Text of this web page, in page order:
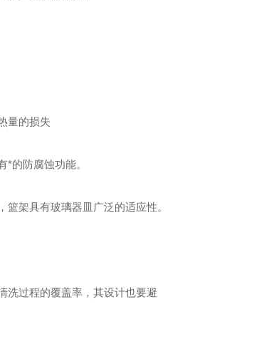
量的损失
*的防腐蚀功能。
架具有玻璃器皿广泛的适应性。
洗过程的覆盖率，其设计也要避